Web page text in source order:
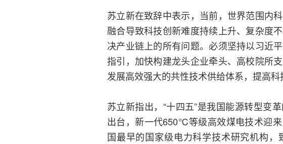
苏立新在致辞中表示，当前，世界范围内
融合导致科技创新难度持续上升、复杂度
决产业链上的所有问题。必须坚持以习近
指引，加快构建龙头企业牵头、高校院所
发展高效强大的共性技术供给体系，提高科
苏立新指出，“十四五”是我国能源转型变
出台，新一代650℃等级高效煤电技术迎
国最早的国家级电力科学技术研究机构